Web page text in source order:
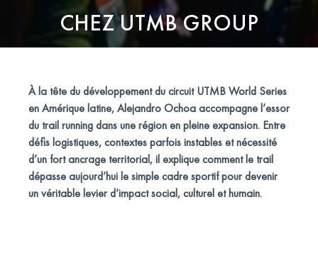
CHEZ UTMB GROUP
À la tête du développement du circuit UTMB World Series
en Amérique latine, Alejandro Ochoa accompagne l’essor
du trail running dans une région en pleine expansion. Entre
défis logistiques, contextes parfois instables et nécessité
d’un fort ancrage territorial, il explique comment le trail
dépasse aujourd’hui le simple cadre sportif pour devenir
un véritable levier d’impact social, culturel et humain.